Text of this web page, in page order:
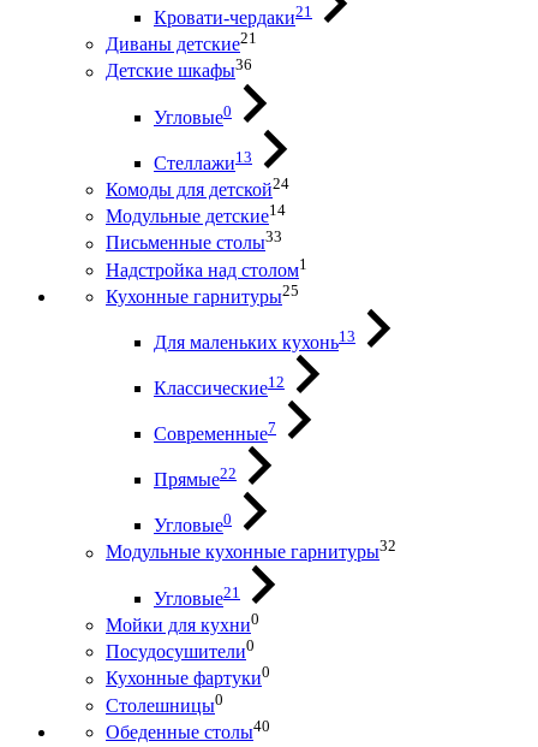
Кровати-чердаки21
Диваны детские21
Детские шкафы36
Угловые0
Стеллажи13
Комоды для детской24
Модульные детские14
Письменные столы33
Надстройка над столом1
Кухонные гарнитуры25
Для маленьких кухонь13
Классические12
Современные7
Прямые22
Угловые0
Модульные кухонные гарнитуры32
Угловые21
Мойки для кухни0
Посудосушители0
Кухонные фартуки0
Столешницы0
Обеденные столы40